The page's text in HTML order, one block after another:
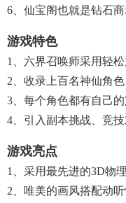
6、仙宝阁也就是钻石
游戏特色
1、六界召唤师采用轻
2、收录上百名神仙角
3、每个角色都有自己
4、引入副本挑战、竞
游戏亮点
1、采用最先进的3D物
2、唯美的画风搭配动